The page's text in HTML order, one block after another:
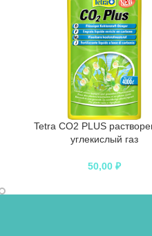
Tetra CO2 PLUS
углекислый газ
50,00 ₽